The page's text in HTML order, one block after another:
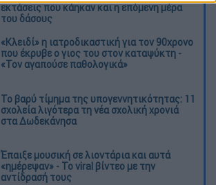
εκτάσεις που κάηκαν και η επόμενη μέρα
του δάσους
«Κλειδί» η ιατροδικαστική για τον 90χρονο
που έκρυβε ο γιος του στον καταψύκτη -
«Τον αγαπούσε παθολογικά»
Το βαρύ τίμημα της υπογεννητικότητας: 11
σχολεία λιγότερα τη νέα σχολική χρονιά
στα Δωδεκάνησα
Έπαιξε μουσική σε λιοντάρια και αυτά
«ημέρεψαν» - Το viral βίντεο με την
αντίδρασή τους